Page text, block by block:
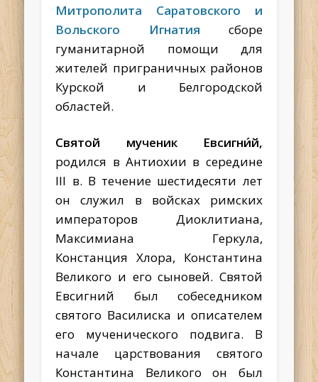
Митрополита Саратовского и
Вольского Игнатия
сборе
гуманитарной помощи для
жителей приграничных районов
Курской и Белгородской
областей.
Святой мученик Евсигни́й,
родился в Антиохии в середине
III в. В течение шестидесяти лет
он служил в войсках римских
императоров Диоклитиана,
Максимиана Геркула,
Констанция Хлора, Константина
Великого и его сыновей. Святой
Евсигний был собеседником
святого Василиска и описателем
его мученического подвига. В
начале царствования святого
Константина Великого он был